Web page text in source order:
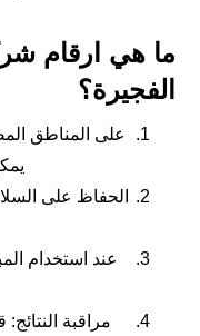
ما هي ارقام
الفجيرة؟
على المناطق
الحفاظ على
عند استخدام
مراقبة